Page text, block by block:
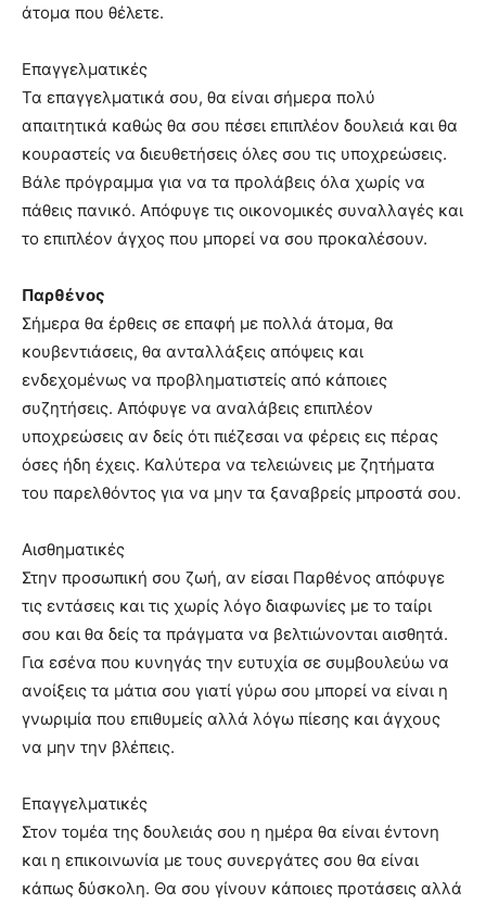
άτομα που θέλετε.
Επαγγελματικές
Τα επαγγελματικά σου, θα είναι σήμερα πολύ
απαιτητικά καθώς θα σου πέσει επιπλέον δουλειά και θα
κουραστείς να διευθετήσεις όλες σου τις υποχρεώσεις.
Βάλε πρόγραμμα για να τα προλάβεις όλα χωρίς να
πάθεις πανικό. Απόφυγε τις οικονομικές συναλλαγές και
το επιπλέον άγχος που μπορεί να σου προκαλέσουν.
Παρθένος
Σήμερα θα έρθεις σε επαφή με πολλά άτομα, θα
κουβεντιάσεις, θα ανταλλάξεις απόψεις και
ενδεχομένως να προβληματιστείς από κάποιες
συζητήσεις. Απόφυγε να αναλάβεις επιπλέον
υποχρεώσεις αν δείς ότι πιέζεσαι να φέρεις εις πέρας
όσες ήδη έχεις. Καλύτερα να τελειώνεις με ζητήματα
του παρελθόντος για να μην τα ξαναβρείς μπροστά σου.
Αισθηματικές
Στην προσωπική σου ζωή, αν είσαι Παρθένος απόφυγε
τις εντάσεις και τις χωρίς λόγο διαφωνίες με το ταίρι
σου και θα δείς τα πράγματα να βελτιώνονται αισθητά.
Για εσένα που κυνηγάς την ευτυχία σε συμβουλεύω να
ανοίξεις τα μάτια σου γιατί γύρω σου μπορεί να είναι η
γνωριμία που επιθυμείς αλλά λόγω πίεσης και άγχους
να μην την βλέπεις.
Επαγγελματικές
Στον τομέα της δουλειάς σου η ημέρα θα είναι έντονη
και η επικοινωνία με τους συνεργάτες σου θα είναι
κάπως δύσκολη. Θα σου γίνουν κάποιες προτάσεις αλλά